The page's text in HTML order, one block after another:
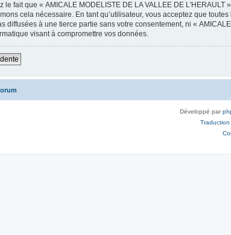
le fait que « AMICALE MODELISTE DE LA VALLEE DE
cela nécessaire. En tant qu’utilisateur, vous acceptez que
diffusées à une tierce partie sans votre consentement, ni «
visant à compromettre vos données.
Développé par
Traduction